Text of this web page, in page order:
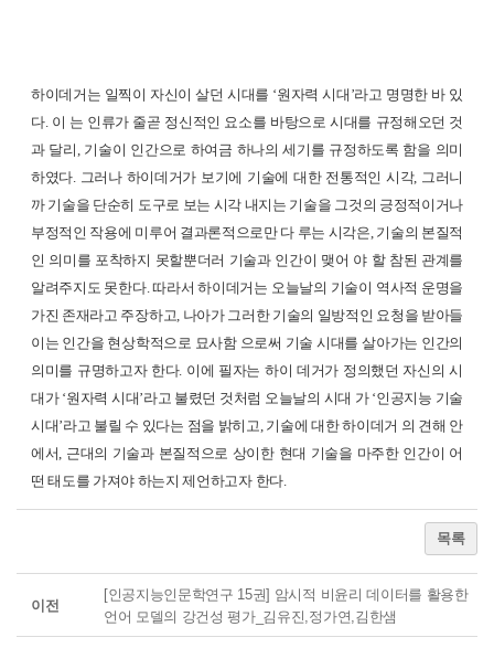
하이데거는 일찍이 자신이 살던 시대를 ‘원자력 시대’라고 명명한 바 있
다. 이 는 인류가 줄곧 정신적인 요소를 바탕으로 시대를 규정해오던 것
과 달리, 기술이 인간으로 하여금 하나의 세기를 규정하도록 함을 의미
하였다. 그러나 하이데거가 보기에 기술에 대한 전통적인 시각, 그러니
까 기술을 단순히 도구로 보는 시각 내지는 기술을 그것의 긍정적이거나
부정적인 작용에 미루어 결과론적으로만 다 루는 시각은, 기술의 본질적
인 의미를 포착하지 못할뿐더러 기술과 인간이 맺어 야 할 참된 관계를
알려주지도 못한다. 따라서 하이데거는 오늘날의 기술이 역사적 운명을
가진 존재라고 주장하고, 나아가 그러한 기술의 일방적인 요청을 받아들
이는 인간을 현상학적으로 묘사함 으로써 기술 시대를 살아가는 인간의
의미를 규명하고자 한다. 이에 필자는 하이 데거가 정의했던 자신의 시
대가 ‘원자력 시대’라고 불렸던 것처럼 오늘날의 시대 가 ‘인공지능 기술
시대’라고 불릴 수 있다는 점을 밝히고, 기술에 대한 하이데거 의 견해 안
에서, 근대의 기술과 본질적으로 상이한 현대 기술을 마주한 인간이 어
떤 태도를 가져야 하는지 제언하고자 한다.
목록
이전
[인공지능인문학연구 15권] 암시적 비윤리 데이터를 활용한
언어 모델의 강건성 평가_김유진,정가연,김한샘